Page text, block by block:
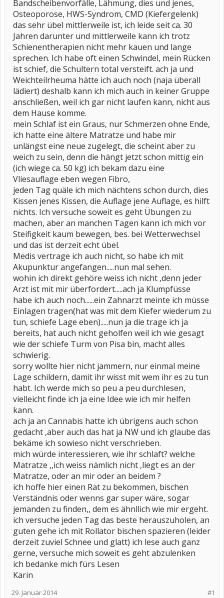
Bandscheibenvorfälle, Lähmung, dies und jenes,
Osteoporose, HWS-Syndrom, CMD (Kiefergelenk)
das sehr übel mittlerweile ist, ich leide seit ca. 30
Jahren darunter und mittlerweile kann ich trotz
Schienentherapien nicht mehr kauen und lange
sprechen. Ich habe oft einen Schwindel, mein Rücken
ist schief, die Schultern total versteift. ach ja und
Weichteilrheuma hätte ich auch noch (naja überall
lädiert) deshalb kann ich mich auch in keiner Gruppe
anschließen, weil ich gar nicht laufen kann, nicht aus
dem Hause komme.
mein Schlaf ist ein Graus, nur Schmerzen ohne Ende,
ich hatte eine ältere Matratze und habe mir
unlängst eine neue zugelegt, die scheint aber zu
weich zu sein, denn die hängt jetzt schon mittig ein
(ich wiege ca. 50 kg) ich bekam dazu eine
Vliesauflage eben wegen Fibro,
jeden Tag quäle ich mich nächtens schon durch, dies
Kissen jenes Kissen, die Auflage jene Auflage, es hilft
nichts. Ich versuche soweit es geht Übungen zu
machen, aber an manchen Tagen kann ich mich vor
Steifigkeit kaum bewegen, bes. bei Wetterwechsel
und das ist derzeit echt übel.
Medis vertrage ich auch nicht, so habe ich mit
Akupunktur angefangen.....nun mal sehen.
wohin ich direkt gehöre weiss ich nicht ,denn jeder
Arzt ist mit mir überfordert.....ach ja Klumpfüsse
habe ich auch noch......ein Zahnarzt meinte ich müsse
Einlagen tragen(hat was mit dem Kiefer wiederum zu
tun, schiefe Lage eben).....nun ja die trage ich ja
bereits, hat auch nicht geholfen weil ich wie gesagt
wie der schiefe Turm von Pisa bin, macht alles
schwierig.
sorry wollte hier nicht jammern, nur einmal meine
Lage schildern, damit ihr wisst mit wem ihr es zu tun
habt. Ich werde mich so peu a peu durchlesen,
vielleicht finde ich ja eine Idee wie ich mir helfen
kann.
ach ja an Cannabis hatte ich übrigens auch schon
gedacht ,aber auch das hat ja NW und ich glaube das
bekäme ich sowieso nicht verschrieben.
mich würde interessieren, wie ihr schlaft? welche
Matratze ,,ich weiss nämlich nicht ,liegt es an der
Matratze, oder an mir oder an beidem ?
ich hoffe hier einen Rat zu bekommen, bischen
Verständnis oder wenns gar super wäre, sogar
jemanden zu finden,, dem es ähnllich wie mir ergeht.
ich versuche jeden Tag das beste herauszuholen, an
guten gehe ich mit Rollator bischen spazieren (leider
derzeit zuviel Schnee und glatt) ich lese auch ganz
gerne, versuche mich soweit es geht abzulenken
ich bedanke mich fürs Lesen
Karin
#1
29. Januar 2014